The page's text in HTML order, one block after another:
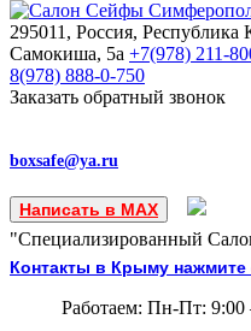
295011, Россия,
Самокиша, 5а +7(978) 211-
8(978) 888-0-750
Заказать обратный звонок
boxsafe@ya.ru
Написать в MAX
"Специализированный
Контакты в Крыму
Работаем: Пн-Пт: